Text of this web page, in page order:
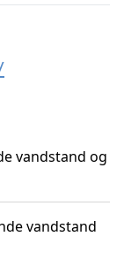
vandstand og
vandstand